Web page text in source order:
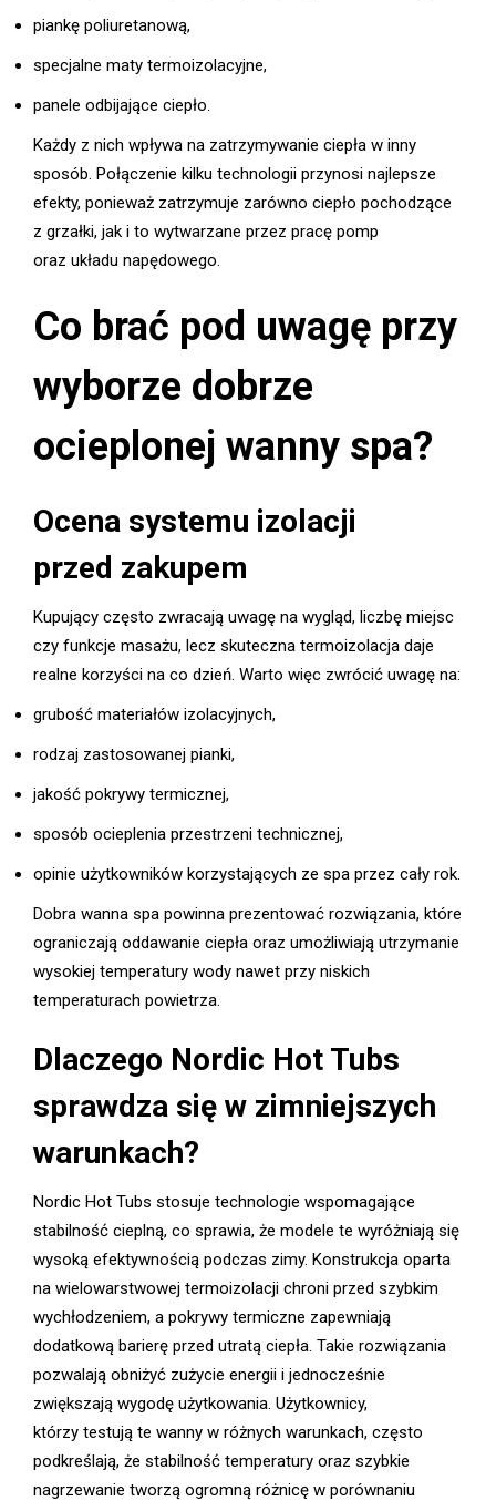
piankę poliuretanową,
specjalne maty termoizolacyjne,
panele odbijające ciepło.
Każdy z nich wpływa na zatrzymywanie ciepła w inny
sposób. Połączenie kilku technologii przynosi najlepsze
efekty, ponieważ zatrzymuje zarówno ciepło pochodzące
z grzałki, jak i to wytwarzane przez pracę pomp
oraz układu napędowego.
Co brać pod uwagę przy
wyborze dobrze
ocieplonej wanny spa?
Ocena systemu izolacji
przed zakupem
Kupujący często zwracają uwagę na wygląd, liczbę miejsc
czy funkcje masażu, lecz skuteczna termoizolacja daje
realne korzyści na co dzień. Warto więc zwrócić uwagę na:
grubość materiałów izolacyjnych,
rodzaj zastosowanej pianki,
jakość pokrywy termicznej,
sposób ocieplenia przestrzeni technicznej,
opinie użytkowników korzystających ze spa przez cały rok.
Dobra wanna spa powinna prezentować rozwiązania, które
ograniczają oddawanie ciepła oraz umożliwiają utrzymanie
wysokiej temperatury wody nawet przy niskich
temperaturach powietrza.
Dlaczego Nordic Hot Tubs
sprawdza się w zimniejszych
warunkach?
Nordic Hot Tubs stosuje technologie wspomagające
stabilność cieplną, co sprawia, że modele te wyróżniają się
wysoką efektywnością podczas zimy. Konstrukcja oparta
na wielowarstwowej termoizolacji chroni przed szybkim
wychłodzeniem, a pokrywy termiczne zapewniają
dodatkową barierę przed utratą ciepła. Takie rozwiązania
pozwalają obniżyć zużycie energii i jednocześnie
zwiększają wygodę użytkowania. Użytkownicy,
którzy testują te wanny w różnych warunkach, często
podkreślają, że stabilność temperatury oraz szybkie
nagrzewanie tworzą ogromną różnicę w porównaniu